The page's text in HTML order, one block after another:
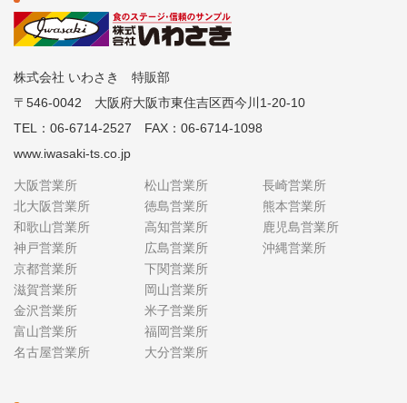
株式会社 いわさき 特販部
〒546-0042 大阪府大阪市東住吉区西今川1-20-10
TEL：06-6714-2527 FAX：06-6714-1098
www.iwasaki-ts.co.jp
大阪営業所
北大阪営業所
和歌山営業所
神戸営業所
京都営業所
滋賀営業所
金沢営業所
富山営業所
名古屋営業所
松山営業所
徳島営業所
高知営業所
広島営業所
下関営業所
岡山営業所
米子営業所
福岡営業所
大分営業所
長崎営業所
熊本営業所
鹿児島営業所
沖縄営業所